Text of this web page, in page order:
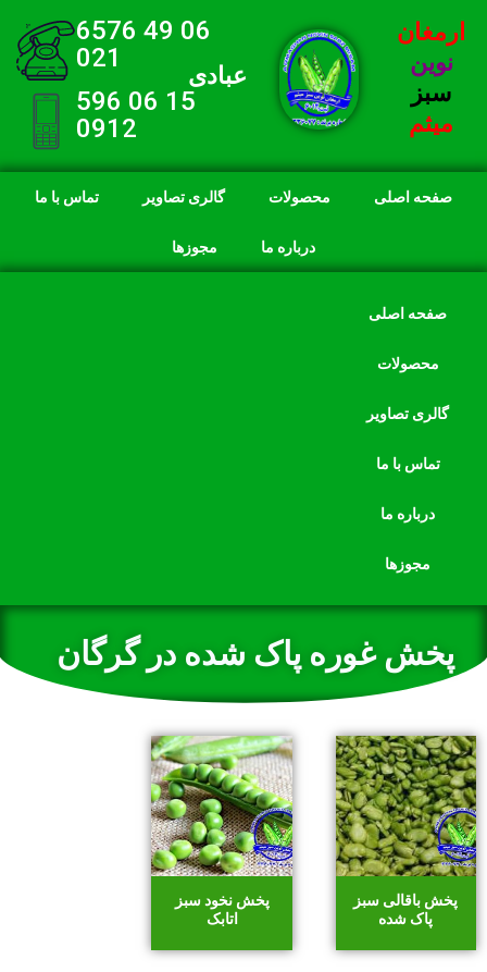
ارمغان
نوین
سبز
میثم
06 49 6576
021
عبادی
15 06 596
0912
صفحه اصلی محصولات گالری تصاویر تماس با ما
درباره ما مجوزها
صفحه اصلی
محصولات
گالری تصاویر
تماس با ما
درباره ما
مجوزها
پخش غوره پاک شده در گرگان
پخش باقالی سبز
پاک شده
پخش نخود سبز
اتابک